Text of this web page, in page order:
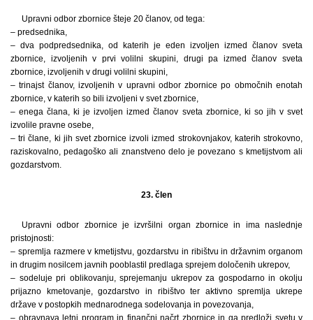
Upravni odbor zbornice šteje 20 članov, od tega:
– predsednika,
– dva podpredsednika, od katerih je eden izvoljen izmed članov sveta
zbornice, izvoljenih v prvi volilni skupini, drugi pa izmed članov sveta
zbornice, izvoljenih v drugi volilni skupini,
– trinajst članov, izvoljenih v upravni odbor zbornice po območnih enotah
zbornice, v katerih so bili izvoljeni v svet zbornice,
– enega člana, ki je izvoljen izmed članov sveta zbornice, ki so jih v svet
izvolile pravne osebe,
– tri člane, ki jih svet zbornice izvoli izmed strokovnjakov, katerih strokovno,
raziskovalno, pedagoško ali znanstveno delo je povezano s kmetijstvom ali
gozdarstvom.
23. člen
Upravni odbor zbornice je izvršilni organ zbornice in ima naslednje
pristojnosti:
– spremlja razmere v kmetijstvu, gozdarstvu in ribištvu in državnim organom
in drugim nosilcem javnih pooblastil predlaga sprejem določenih ukrepov,
– sodeluje pri oblikovanju, sprejemanju ukrepov za gospodarno in okolju
prijazno kmetovanje, gozdarstvo in ribištvo ter aktivno spremlja ukrepe
države v postopkih mednarodnega sodelovanja in povezovanja,
– obravnava letni program in finančni načrt zbornice in ga predloži svetu v